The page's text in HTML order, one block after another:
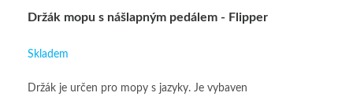
Držák mopu s nášlapným pedálem - Flipper
Skladem
Držák je určen pro mopy s jazyky. Je vybaven